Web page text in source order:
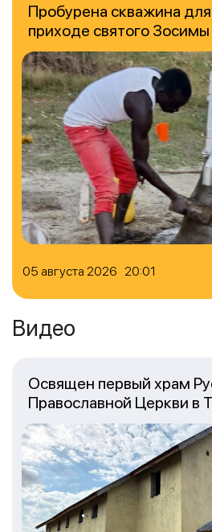
05 августа 2026 20:01
Пробурена скважина
приходе святого
Видео
Освящен первый храм
Православной Церкви в